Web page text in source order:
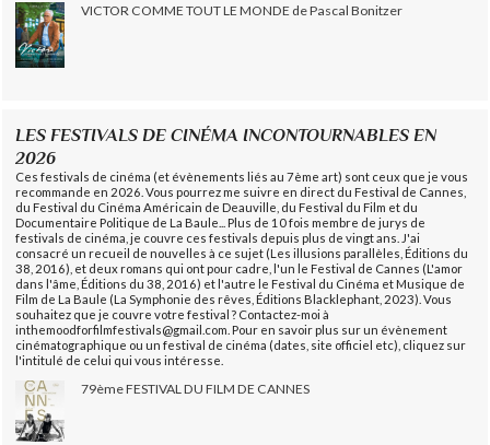
VICTOR COMME TOUT LE MONDE de Pascal Bonitzer
LES FESTIVALS DE CINÉMA INCONTOURNABLES EN
2026
Ces festivals de cinéma (et évènements liés au 7ème art) sont ceux que je vous
recommande en 2026. Vous pourrez me suivre en direct du Festival de Cannes,
du Festival du Cinéma Américain de Deauville, du Festival du Film et du
Documentaire Politique de La Baule... Plus de 10 fois membre de jurys de
festivals de cinéma, je couvre ces festivals depuis plus de vingt ans. J'ai
consacré un recueil de nouvelles à ce sujet (Les illusions parallèles, Éditions du
38, 2016), et deux romans qui ont pour cadre, l'un le Festival de Cannes (L'amor
dans l'âme, Éditions du 38, 2016) et l'autre le Festival du Cinéma et Musique de
Film de La Baule (La Symphonie des rêves, Éditions Blacklephant, 2023). Vous
souhaitez que je couvre votre festival ? Contactez-moi à
inthemoodforfilmfestivals@gmail.com. Pour en savoir plus sur un évènement
cinématographique ou un festival de cinéma (dates, site officiel etc), cliquez sur
l'intitulé de celui qui vous intéresse.
79ème FESTIVAL DU FILM DE CANNES